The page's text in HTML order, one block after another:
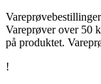
Vareprøver over 50
på produktet.
!